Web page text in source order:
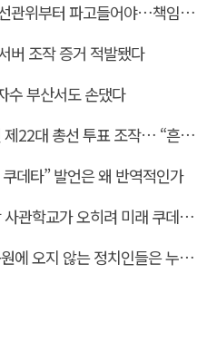
[이인호 교수 인터뷰] “선관위부터 파고들어야…책임자 직접 고발하라”
버 조작 증거 적발됐다
수 부산서도 손댔다
[박다니엘 칼럼] 폭로된 제22대 총선 투표 조작… “흔들리는 가짜 국회의원들”
데타” 발언은 왜 반역적인가
[박필규 안보칼럼] 통합 사관학교가 오히려 미래 쿠데타의 통로가 되는 이유
[조양건 칼럼] 올림픽공원에 오지 않는 정치인들은 누구인가